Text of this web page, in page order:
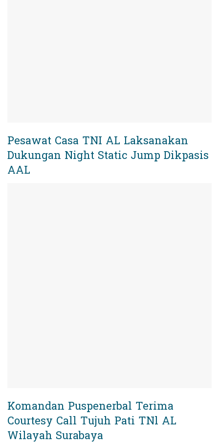
Pesawat Casa TNI AL Laksanakan
Dukungan Night Static Jump Dikpasis
AAL
Komandan Puspenerbal Terima
Courtesy Call Tujuh Pati TNl AL
Wilayah Surabaya